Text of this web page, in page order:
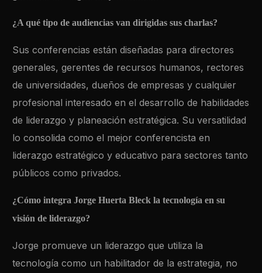
¿A qué tipo de audiencias van dirigidas sus charlas?
Sus conferencias están diseñadas para directores
generales, gerentes de recursos humanos, rectores
de universidades, dueños de empresas y cualquier
profesional interesado en el desarrollo de habilidades
de liderazgo y planeación estratégica. Su versatilidad
lo consolida como el mejor conferencista en
liderazgo estratégico y educativo para sectores tanto
públicos como privados.
¿Cómo integra Jorge Huerta Bleck la tecnología en su
visión de liderazgo?
Jorge promueve un liderazgo que utiliza la
tecnología como un habilitador de la estrategia, no